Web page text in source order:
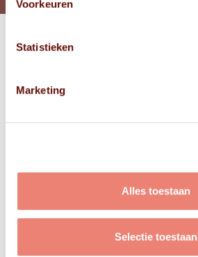
Voorkeuren
Statistieken
Marketing
Alles toestaan
Selectie toestaan